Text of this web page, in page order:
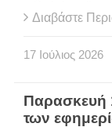
Διαβάστε
17 Ιούλιος 2026
Παρασκευή
των